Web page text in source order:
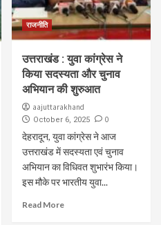
राजनीति
उत्तराखंड : युवा कांग्रेस ने
किया सदस्यता और चुनाव
अभियान की शुरुआत
aajuttarakhand
October 6, 2025 0
देहरादून, युवा कांग्रेस ने आज
उत्तराखंड में सदस्यता एवं चुनाव
अभियान का विधिवत शुभारंभ किया।
इस मौके पर भारतीय युवा...
Read More